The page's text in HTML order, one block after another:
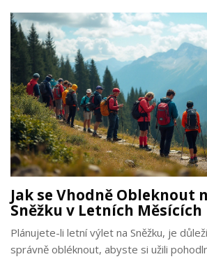
Jak se Vhodně Obleknout
Sněžku v Letních Měsících
Plánujete-li letní výlet na Sněžku, je
správně obléknout, abyste si užili